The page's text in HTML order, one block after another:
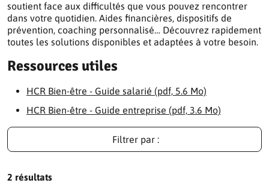
soutient face aux difficultés que vous pouvez rencontrer
dans votre quotidien. Aides financières, dispositifs de
prévention, coaching personnalisé… Découvrez rapidement
toutes les solutions disponibles et adaptées à votre besoin.
Ressources utiles
HCR Bien-être - Guide salarié (pdf, 5.6 Mo)
HCR Bien-être - Guide entreprise (pdf, 3.6 Mo)
Filtrer par :
2 résultats